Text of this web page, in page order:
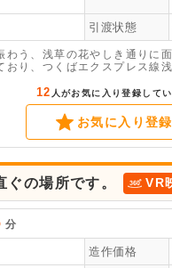
引渡状態
う、浅草の花やしき通りに
り、つくばエクスプレス線
きさとなります。客席、冷凍
機器が残った状態でのお引き
ください。
12 人がお気に入り登録して
お気に入り登録
の場所です。 VR
分
造作価格